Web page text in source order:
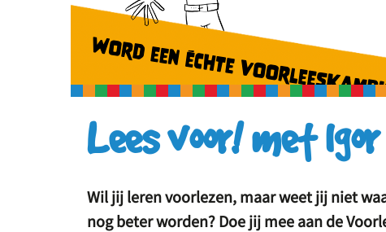
Lees voor! met
Wil jij leren voorlezen, maar weet jij niet
nog beter worden? Doe jij mee aan de